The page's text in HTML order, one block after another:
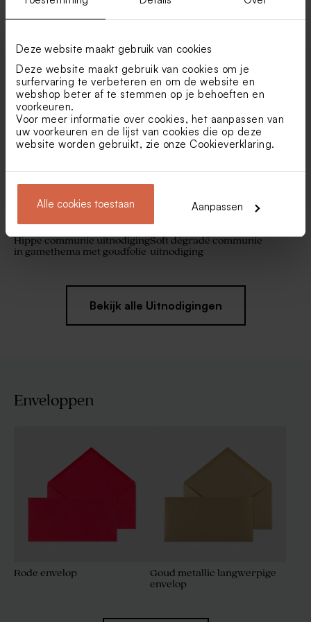
Deze website maakt gebruik van cookies
Deze website maakt gebruik van cookies om je
surfervaring te verbeteren en om de website en
webshop beter af te stemmen op je behoeften en
voorkeuren.
Voor meer informatie over cookies, het aanpassen van
uw voorkeuren en de lijst van cookies die op deze
website worden gebruikt, zie onze Cookieverklaring.
Alle cookies toestaan Aanpassen
Ronde sticker communie eco
(3,7 cm)
Sluitsticker 'feestje!' (3,7 cm)
uitnodiging met strepen en
citroentje
communie met hippe
strepen en naam
Nieuw
Hippe communie uitnodiging
in gamethema met goudfolie
Soft dégradé communie
uitnodiging
Bekijk alle Uitnodigingen
Enveloppen
Rode envelop
Goud metallic langwerpige
envelop